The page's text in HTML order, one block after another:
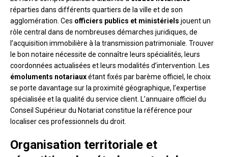
réparties dans différents quartiers de la ville et de son
agglomération. Ces officiers publics et ministériels jouent un
rôle central dans de nombreuses démarches juridiques, de
l’acquisition immobilière à la transmission patrimoniale. Trouver
le bon notaire nécessite de connaître leurs spécialités, leurs
coordonnées actualisées et leurs modalités d’intervention. Les
émoluments notariauxétant fixés par barème officiel, le choix
se porte davantage sur la proximité géographique, l’expertise
spécialisée et la qualité du service client. L’annuaire officiel du
Conseil Supérieur du Notariat constitue la référence pour
localiser ces professionnels du droit.
Organisation territoriale et